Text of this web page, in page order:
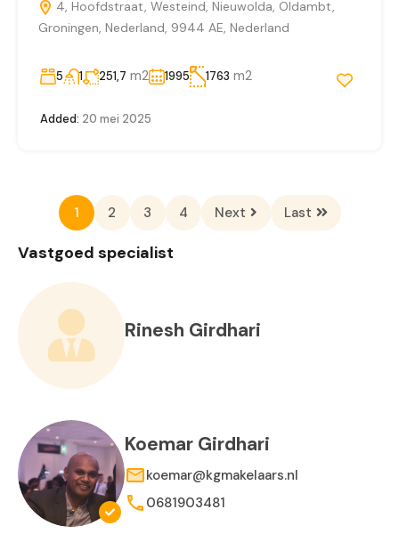
4, Hoofdstraat, Westeind, Nieuwolda, Oldambt,
Groningen, Nederland, 9944 AE, Nederland
5 1 251,7 m2 1995 1763 m2
Added: 20 mei 2025
1 2 3 4 Next Last
Vastgoed specialist
Rinesh Girdhari
Koemar Girdhari
koemar@kgmakelaars.nl
0681903481